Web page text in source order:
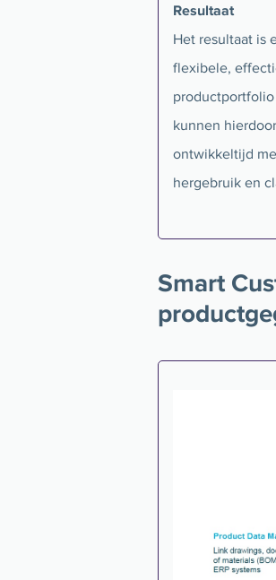
Resultaat
Het resultaat is
flexibele,
kunnen
ontwikkeltijd
hergebruik en
Smart